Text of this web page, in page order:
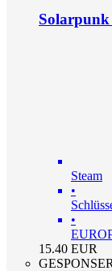
Solarpunk
Steam
•
•
15.40 EUR